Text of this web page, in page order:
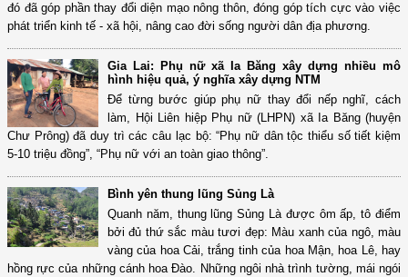
đó đã góp phần thay đổi diện mạo nông thôn, đóng góp tích cực vào việc
phát triển kinh tế - xã hội, nâng cao đời sống người dân địa phương.
Gia Lai: Phụ nữ xã Ia Băng xây dựng nhiều mô
hình hiệu quả, ý nghĩa xây dựng NTM
Để từng bước giúp phụ nữ thay đổi nếp nghĩ, cách
làm, Hội Liên hiệp Phụ nữ (LHPN) xã Ia Băng (huyện
Chư Prông) đã duy trì các câu lạc bộ: “Phụ nữ dân tộc thiểu số tiết kiệm
5-10 triệu đồng”, “Phụ nữ với an toàn giao thông”.
Bình yên thung lũng Sủng Là
Quanh năm, thung lũng Sủng Là được ôm ấp, tô điểm
bởi đủ thứ sắc màu tươi đẹp: Màu xanh của ngô, màu
vàng của hoa Cải, trắng tinh của hoa Mận, hoa Lê, hay
hồng rực của những cánh hoa Đào. Những ngôi nhà trình tường, mái ngói